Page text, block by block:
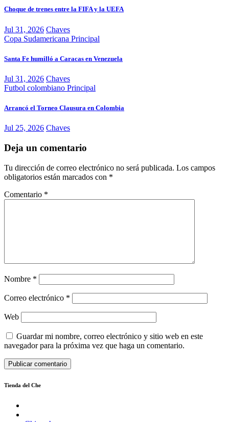
Choque de trenes entre la FIFA y la UEFA
Jul 31, 2026 Chaves
Copa Sudamericana Principal
Santa Fe humilló a Caracas en Venezuela
Jul 31, 2026 Chaves
Futbol colombiano Principal
Arrancó el Torneo Clausura en Colombia
Jul 25, 2026 Chaves
Deja un comentario
Tu dirección de correo electrónico no será publicada. Los campos
obligatorios están marcados con *
Comentario *
Nombre *
Correo electrónico *
Web
Guardar mi nombre, correo electrónico y sitio web en este
navegador para la próxima vez que haga un comentario.
Tienda del Che